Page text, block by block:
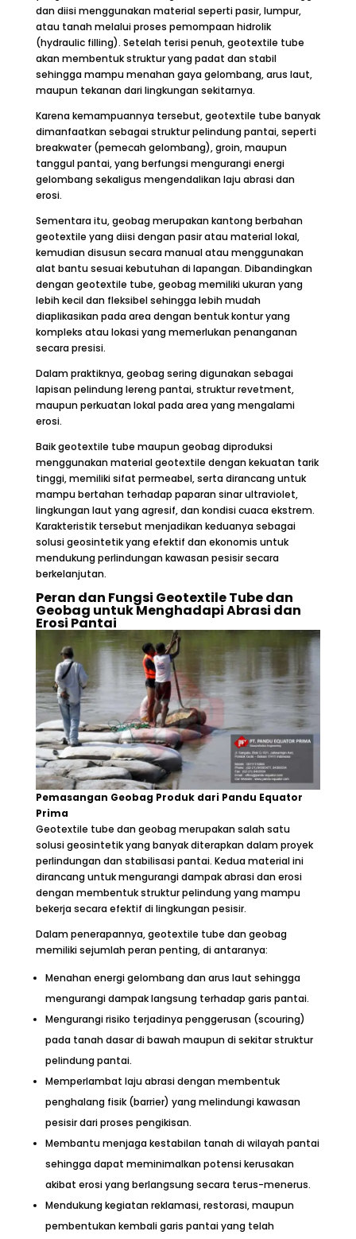
dan diisi menggunakan material seperti pasir, lumpur,
atau tanah melalui proses pemompaan hidrolik
(hydraulic filling). Setelah terisi penuh, geotextile tube
akan membentuk struktur yang padat dan stabil
sehingga mampu menahan gaya gelombang, arus laut,
maupun tekanan dari lingkungan sekitarnya.
Karena kemampuannya tersebut, geotextile tube banyak
dimanfaatkan sebagai struktur pelindung pantai, seperti
breakwater (pemecah gelombang), groin, maupun
tanggul pantai, yang berfungsi mengurangi energi
gelombang sekaligus mengendalikan laju abrasi dan
erosi.
Sementara itu, geobag merupakan kantong berbahan
geotextile yang diisi dengan pasir atau material lokal,
kemudian disusun secara manual atau menggunakan
alat bantu sesuai kebutuhan di lapangan. Dibandingkan
dengan geotextile tube, geobag memiliki ukuran yang
lebih kecil dan fleksibel sehingga lebih mudah
diaplikasikan pada area dengan bentuk kontur yang
kompleks atau lokasi yang memerlukan penanganan
secara presisi.
Dalam praktiknya, geobag sering digunakan sebagai
lapisan pelindung lereng pantai, struktur revetment,
maupun perkuatan lokal pada area yang mengalami
erosi.
Baik geotextile tube maupun geobag diproduksi
menggunakan material geotextile dengan kekuatan tarik
tinggi, memiliki sifat permeabel, serta dirancang untuk
mampu bertahan terhadap paparan sinar ultraviolet,
lingkungan laut yang agresif, dan kondisi cuaca ekstrem.
Karakteristik tersebut menjadikan keduanya sebagai
solusi geosintetik yang efektif dan ekonomis untuk
mendukung perlindungan kawasan pesisir secara
berkelanjutan.
Peran dan Fungsi Geotextile Tube dan
Geobag untuk Menghadapi Abrasi dan
Erosi Pantai
Pemasangan Geobag Produk dari Pandu Equator
Prima
Geotextile tube dan geobag merupakan salah satu
solusi geosintetik yang banyak diterapkan dalam proyek
perlindungan dan stabilisasi pantai. Kedua material ini
dirancang untuk mengurangi dampak abrasi dan erosi
dengan membentuk struktur pelindung yang mampu
bekerja secara efektif di lingkungan pesisir.
Dalam penerapannya, geotextile tube dan geobag
memiliki sejumlah peran penting, di antaranya:
Menahan energi gelombang dan arus laut sehingga
mengurangi dampak langsung terhadap garis pantai.
Mengurangi risiko terjadinya penggerusan (scouring)
pada tanah dasar di bawah maupun di sekitar struktur
pelindung pantai.
Memperlambat laju abrasi dengan membentuk
penghalang fisik (barrier) yang melindungi kawasan
pesisir dari proses pengikisan.
Membantu menjaga kestabilan tanah di wilayah pantai
sehingga dapat meminimalkan potensi kerusakan
akibat erosi yang berlangsung secara terus-menerus.
Mendukung kegiatan reklamasi, restorasi, maupun
pembentukan kembali garis pantai yang telah